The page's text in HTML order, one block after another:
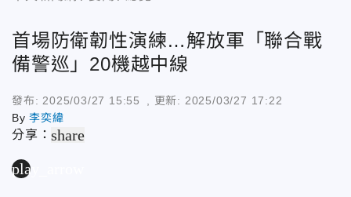
首場防衛韌性演練…解放軍「聯合戰
備警巡」20機越中線
發布: 2025/03/27 15:55 , 更新: 2025/03/27 17:22
By李奕緯
分享：share
play_arrow